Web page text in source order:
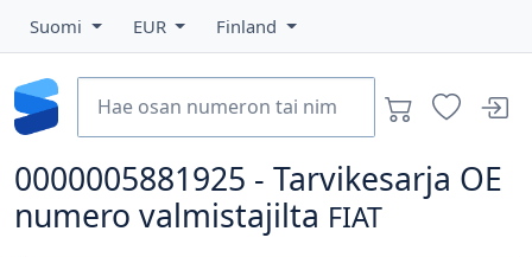
Suomi EUR Finland
0000005881925 - Tarvikesarja OE
numero valmistajilta FIAT